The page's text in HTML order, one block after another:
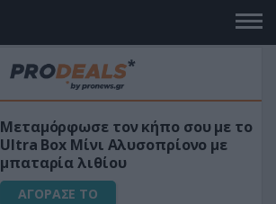
«Μαγική» φόρμουλα τριβόλι + VIP
για αύξηση της λίμπιντο
ΑΓΟΡΑΣΕ ΤΟ